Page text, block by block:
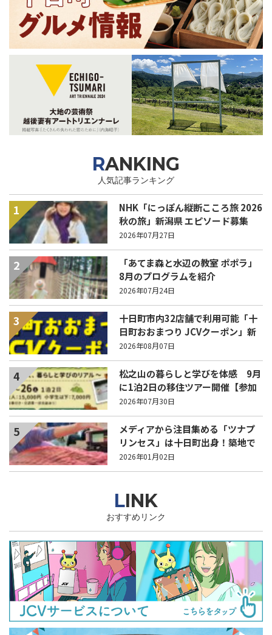
RANKING
人気記事ランキング
1
NHK「にっぽん縦断こころ旅 2026
秋の旅」新潟県 エピソード募集
中！
2026年07月27日
2
「あてま森と水辺の教室 ポポラ」
8月のプログラムを紹介
2026年07月24日
3
十日町市内32店舗で利用可能「十
日町おおまつり JCVクーポン」新
聞折込をご覧ください！
2026年08月07日
4
松之山の暮らしと学びを体感 9月
に1泊2日の移住ツアー開催【参加
家族募集】
2026年07月30日
5
メディアから注目集める「ツナプ
リンセス」は十日町出身！築地で
働く高橋李奈さん
2026年01月02日
LINK
おすすめリンク